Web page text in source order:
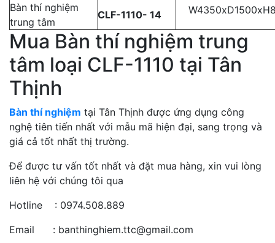
Bàn thí nghiệm
trung tâm
CLF-1110- 14
Mua Bàn thí nghiệm trung
tâm loại CLF-1110 tại Tân
Thịnh
Bàn thí nghiệm tại Tân Thịnh được ứng dụng công
nghệ tiên tiến nhất với mẫu mã hiện đại, sang trọng và
giá cả tốt nhất thị trường.
Để được tư vấn tốt nhất và đặt mua hàng, xin vui lòng
liên hệ với chúng tôi qua
Hotline : 0974.508.889
Email : banthinghiem.ttc@gmail.com